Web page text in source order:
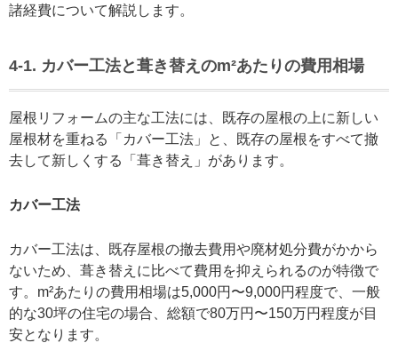
諸経費について解説します。
4-1. カバー工法と葺き替えのm²あたりの費用相場
屋根リフォームの主な工法には、既存の屋根の上に新しい
屋根材を重ねる「カバー工法」と、既存の屋根をすべて撤
去して新しくする「葺き替え」があります。
カバー工法
カバー工法は、既存屋根の撤去費用や廃材処分費がかから
ないため、葺き替えに比べて費用を抑えられるのが特徴で
す。m²あたりの費用相場は5,000円〜9,000円程度で、一般
的な30坪の住宅の場合、総額で80万円〜150万円程度が目
安となります。